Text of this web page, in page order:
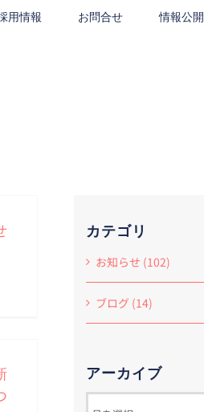
用情報 お問合せ 情報公開
カテゴリ
お知らせ (102)
ブログ (14)
アーカイブ